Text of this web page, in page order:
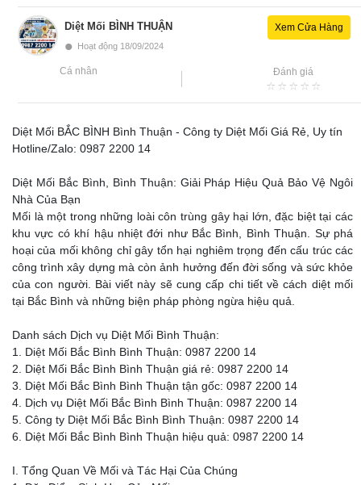
Diệt Mối BÌNH THUẬN Xem Cửa Hàng
• Hoạt động 18/09/2024
Cá nhân Đánh giá
Diệt Mối BẮC BÌNH Bình Thuận - Công ty Diệt Mối Giá Rẻ, Uy tín
Hotline/Zalo: 0987 2200 14
Diệt Mối Bắc Bình, Bình Thuận: Giải Pháp Hiệu Quả Bảo Vệ Ngôi
Nhà Của Bạn
Mối là một trong những loài côn trùng gây hại lớn, đặc biệt tại các
khu vực có khí hậu nhiệt đới như Bắc Bình, Bình Thuận. Sự phá
hoại của mối không chỉ gây tổn hại nghiêm trọng đến cấu trúc các
công trình xây dựng mà còn ảnh hưởng đến đời sống và sức khỏe
của con người. Bài viết này sẽ cung cấp chi tiết về cách diệt mối
tại Bắc Bình và những biện pháp phòng ngừa hiệu quả.
Danh sách Dịch vụ Diệt Mối Bình Thuận:
1. Diệt Mối Bắc Bình Bình Thuận: 0987 2200 14
2. Diệt Mối Bắc Bình Bình Thuận giá rẻ: 0987 2200 14
3. Diệt Mối Bắc Bình Bình Thuận tận gốc: 0987 2200 14
4. Dịch vụ Diệt Mối Bắc Bình Bình Thuận: 0987 2200 14
5. Công ty Diệt Mối Bắc Bình Bình Thuận: 0987 2200 14
6. Diệt Mối Bắc Bình Bình Thuận hiệu quả: 0987 2200 14
I. Tổng Quan Về Mối và Tác Hại Của Chúng